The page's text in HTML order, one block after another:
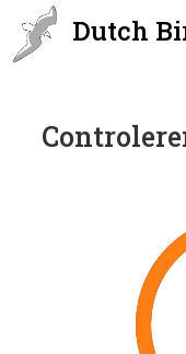
Dutch